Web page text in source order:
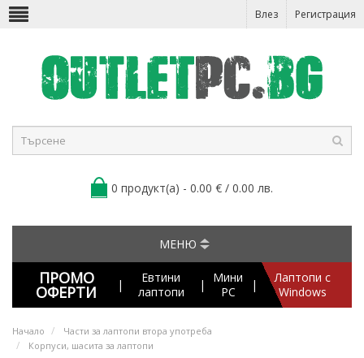
Влез Регистрация
0 продукт(а) - 0.00 € / 0.00 лв.
МЕНЮ
ПРОМО
ОФЕРТИ |
Евтини
лаптопи
|
Мини
PC
|
Лаптопи с
Windows
Начало
Части за лаптопи втора употреба
Корпуси, шасита за лаптопи